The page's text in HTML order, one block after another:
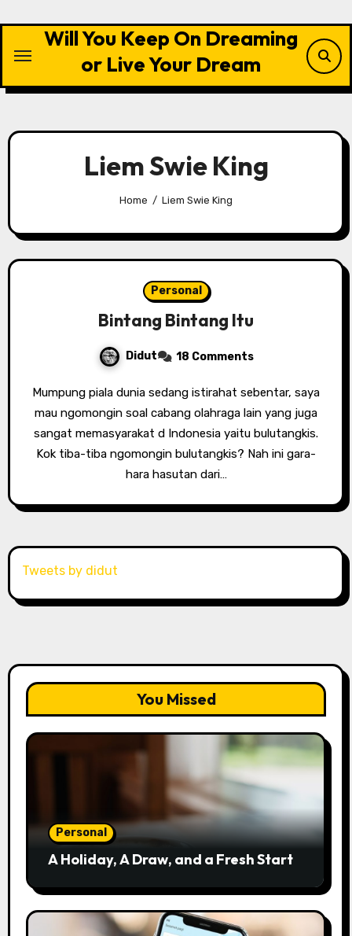
content
Will You Keep On Dreaming
or Live Your Dream
Liem Swie King
Home Liem Swie King
Personal
Bintang Bintang Itu
Didut 18 Comments
Mumpung piala dunia sedang istirahat sebentar, saya
mau ngomongin soal cabang olahraga lain yang juga
sangat memasyarakat d Indonesia yaitu bulutangkis.
Kok tiba-tiba ngomongin bulutangkis? Nah ini gara-
hara hasutan dari…
Tweets by didut
You Missed
Personal
A Holiday, A Draw, and a Fresh Start